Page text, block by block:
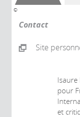
©
Contact
Site
pour
et